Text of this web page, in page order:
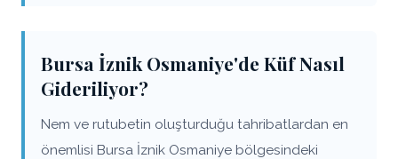
Bursa İznik Osmaniye'de Küf Nasıl
Gideriliyor?
Nem ve rutubetin oluşturduğu tahribatlardan en
önemlisi Bursa İznik Osmaniye bölgesindeki